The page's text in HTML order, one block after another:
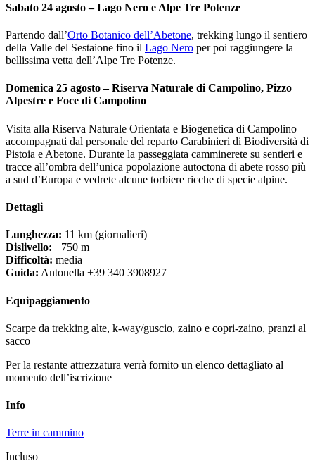
Sabato 24 agosto – Lago Nero e Alpe Tre Potenze
Partendo dall’Orto Botanico dell’Abetone, trekking lungo il sentiero
della Valle del Sestaione fino il Lago Nero per poi raggiungere la
bellissima vetta dell’Alpe Tre Potenze.
Domenica 25 agosto – Riserva Naturale di Campolino, Pizzo
Alpestre e Foce di Campolino
Visita alla Riserva Naturale Orientata e Biogenetica di Campolino
accompagnati dal personale del reparto Carabinieri di Biodiversità di
Pistoia e Abetone. Durante la passeggiata camminerete su sentieri e
tracce all’ombra dell’unica popolazione autoctona di abete rosso più
a sud d’Europa e vedrete alcune torbiere ricche di specie alpine.
Dettagli
Lunghezza: 11 km (giornalieri)
Dislivello: +750 m
Difficoltà: media
Guida: Antonella +39 340 3908927
Equipaggiamento
Scarpe da trekking alte, k-way/guscio, zaino e copri-zaino, pranzi al
sacco
Per la restante attrezzatura verrà fornito un elenco dettagliato al
momento dell’iscrizione
Info
Terre in cammino
Incluso